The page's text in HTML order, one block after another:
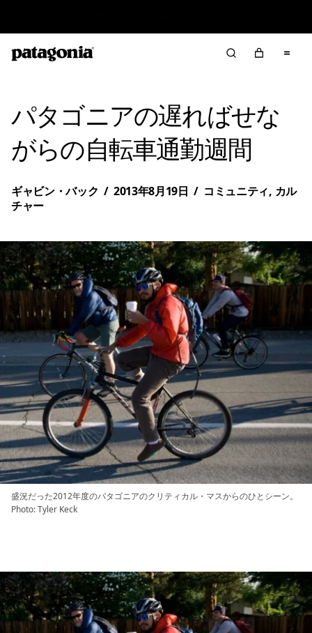
パタゴニアの遅ればせな
がらの自転車通勤週間
ギャビン・バック / 2013年8月19日 / コミュニティ, カル
チャー
盛況だった2012年度のパタゴニアのクリティカル・マスからのひとシーン。
Photo: Tyler Keck